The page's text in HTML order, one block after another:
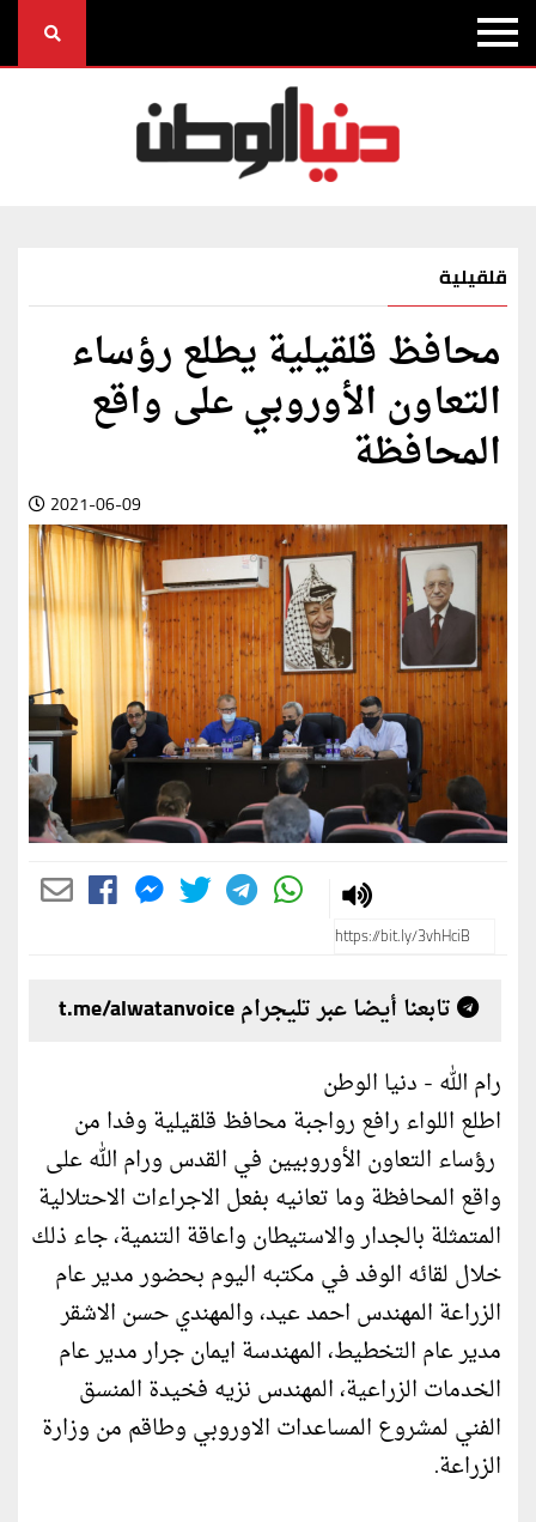
قلقيلية
محافظ قلقيلية يطلع رؤساء
التعاون الأوروبي على واقع
المحافظة
2021-06-09
تابعنا أيضا عبر تليجرام t.me/alwatanvoice
رام الله - دنيا الوطن
اطلع اللواء رافع رواجبة محافظ قلقيلية وفدا من
رؤساء التعاون الأوروبيين في القدس ورام الله على
واقع المحافظة وما تعانيه بفعل الاجراءات الاحتلالية
المتمثلة بالجدار والاستيطان واعاقة التنمية، جاء ذلك
خلال لقائه الوفد في مكتبه اليوم بحضور مدير عام
الزراعة المهندس احمد عيد، والمهندي حسن الاشقر
مدير عام التخطيط، المهندسة ايمان جرار مدير عام
الخدمات الزراعية، المهندس نزيه فخيدة المنسق
الفني لمشروع المساعدات الاوروبي وطاقم من وزارة
الزراعة.